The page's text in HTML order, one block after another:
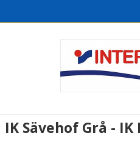
IK Sävehof Grå -